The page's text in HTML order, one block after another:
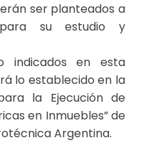
ser planteados a
su estudio y
indicados en esta
lo establecido en la
la Ejecución de
en Inmuebles” de
Argentina.